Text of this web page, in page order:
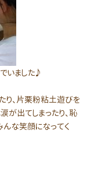
いました♪
り、片栗粉粘土遊びを
が出てしまったり、恥
んな笑顔になってく